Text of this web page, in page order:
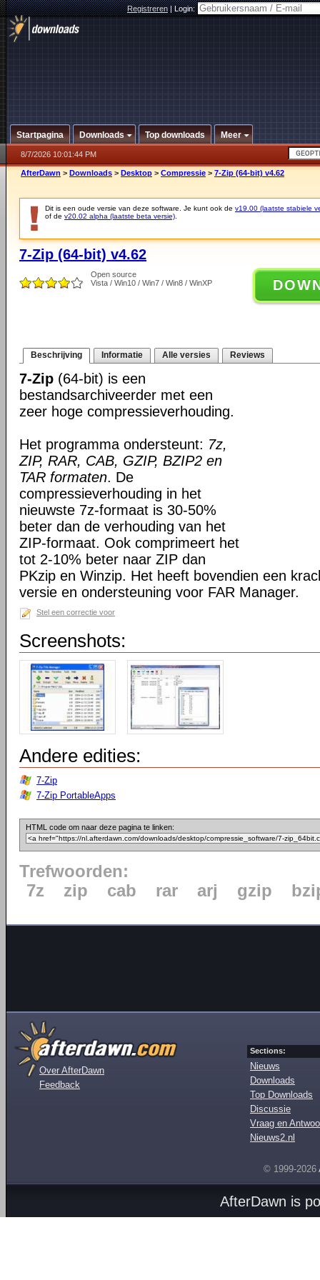
Registreren|Login:
Startpagina Downloads Top downloads Meer
8/7/2026 10:01:44 PM
AfterDawn > Downloads > Desktop > Compressie > 7-Zip (64-bit) v4.62
Dit is een oude versie van deze software. Je kunt ook de v19.00 (laatste stabiele
of de v20.02 alpha (laatste beta versie)
7-Zip (64-bit) v4.62
Open source
Vista / Win10 / Win7 / Win8 / WinXP
Beschrijving Informatie Alle versies Reviews
7-Zip (64-bit) is een
bestandsarchiveerder met een
zeer hoge compressieverhouding.
Het programma ondersteunt: 7z,
ZIP, RAR, CAB, GZIP, BZIP2 en
TAR formaten. De
compressieverhouding in het
nieuwste 7z-formaat is 30-50%
beter dan de verhouding van het
ZIP-formaat. Ook comprimeert het
tot 2-10% beter naar ZIP dan
PKzip en Winzip. Het heeft bovendien een
versie en ondersteuning voor FAR Manager.
Stel een correctie voor
Screenshots:
Andere edities:
7-Zip
7-Zip PortableApps
HTML code om naar deze pagina te linken:
Trefwoorden:
7z
zip cab rar arj gzip
Over AfterDawn
Feedback
Sections:
Nieuws
Downloads
Top Downloads
Discussie
Vraag en
Nieuws2.nl
© 1999-2026
AfterDawn is